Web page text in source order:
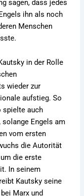
sagen, dass jedes
ihn als noch
Menschen
in der Rolle
wieder zur
aufstieg. So
spielte auch
solange Engels am
vom ersten
die Autorität
die erste
In seinem
Kautsky seine
Marx und